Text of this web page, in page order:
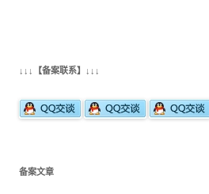
↓↓↓【备案联系】↓↓↓
备案文章